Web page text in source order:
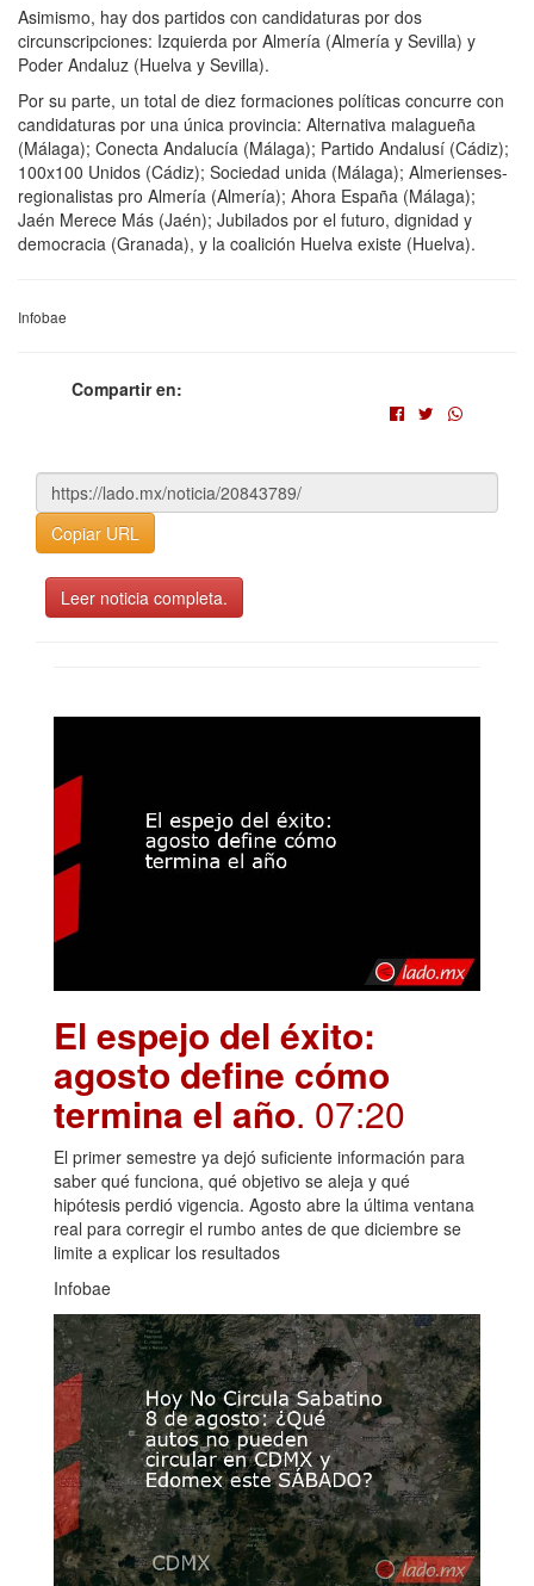
Asimismo, hay dos partidos con candidaturas por dos
circunscripciones: Izquierda por Almería (Almería y Sevilla) y
Poder Andaluz (Huelva y Sevilla).
Por su parte, un total de diez formaciones políticas concurre con
candidaturas por una única provincia: Alternativa malagueña
(Málaga); Conecta Andalucía (Málaga); Partido Andalusí (Cádiz);
100x100 Unidos (Cádiz); Sociedad unida (Málaga); Almerienses-
regionalistas pro Almería (Almería); Ahora España (Málaga);
Jaén Merece Más (Jaén); Jubilados por el futuro, dignidad y
democracia (Granada), y la coalición Huelva existe (Huelva).
Infobae
Compartir en:
Copiar URL
Leer noticia completa.
El espejo del éxito:
agosto define cómo
termina el año. 07:20
El primer semestre ya dejó suficiente información para
saber qué funciona, qué objetivo se aleja y qué
hipótesis perdió vigencia. Agosto abre la última ventana
real para corregir el rumbo antes de que diciembre se
limite a explicar los resultados
Infobae